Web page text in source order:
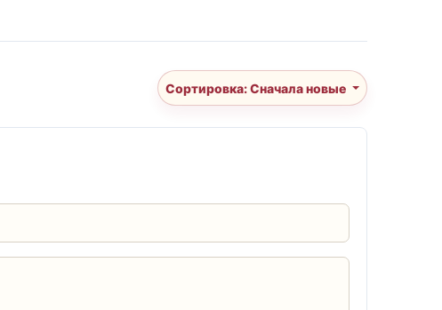
Сортировка: Сначала новые